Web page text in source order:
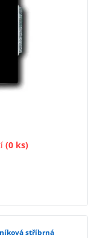
(0 ks)
hliníková stříbrná